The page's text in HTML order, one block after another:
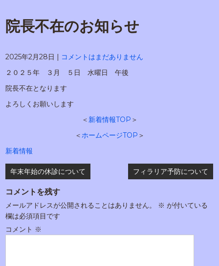
院長不在のお知らせ
2025年2月28日 | コメントはまだありません
２０２５年 ３月 ５日 水曜日 午後
院長不在となります
よろしくお願いします
＜ 新着情報TOP ＞
＜ホームページTOP ＞
新着情報
投
稿
ナ
ビ
ゲ
ー
年末年始の休診について フィラリア予防について
コメントを残す
メールアドレスが公開されることはありません。 ※ が付いている
欄は必須項目です
コメント ※